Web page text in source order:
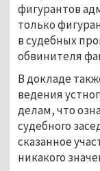
фигурантов
только
в судебных
обвинителя
В докладе
ведения
делам, что
судебного
сказанное
никакого